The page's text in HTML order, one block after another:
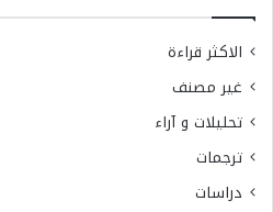
الاكثر قراءة
غير مصنف
تحليلات و آراء
ترجمات
دراسات